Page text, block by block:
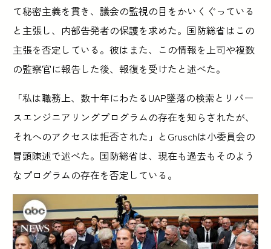
て秘密主義を貫き、議会の監視の目をかいくぐっている
と主張し、内部告発者の保護を求めた。国防総省はこの
主張を否定している。彼はまた、この情報を上司や複数
の監察官に報告した後、報復を受けたと述べた。
「私は職務上、数十年にわたるUAP墜落の検索とリバー
スエンジニアリングプログラムの存在を知らされたが、
それへのアクセスは拒否された」とGruschは小委員会の
冒頭陳述で述べた。国防総省は、現在も過去もそのよう
なプログラムの存在を否定している。